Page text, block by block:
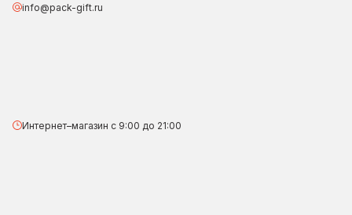
info@pack-gift.ru
Интернет–магазин с 9:00 до 21:00